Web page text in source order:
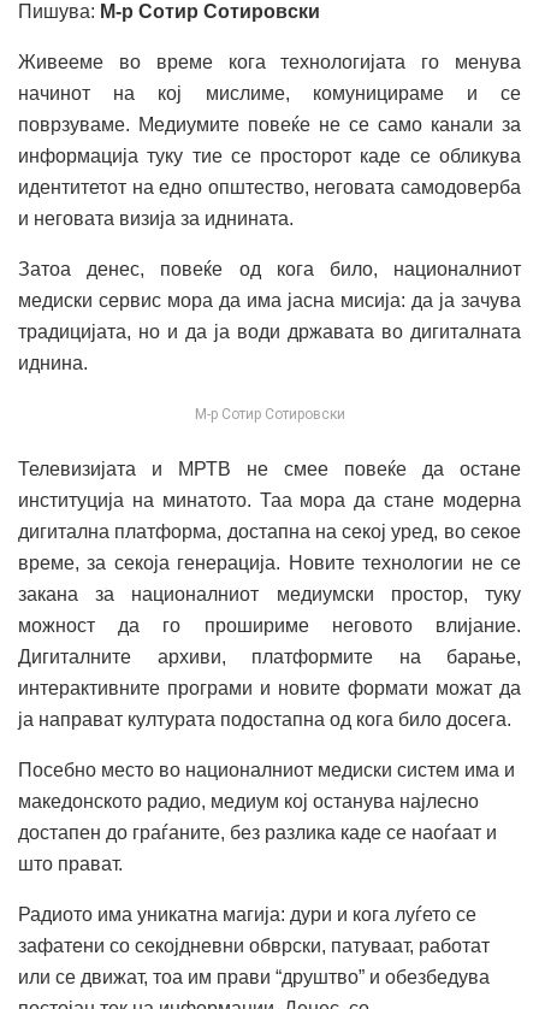
Пишува: М-р Сотир Сотировски
Живееме во време кога технологијата го менува
начинот на кој мислиме, комуницираме и се
поврзуваме. Медиумите повеќе не се само канали за
информација туку тие се просторот каде се обликува
идентитетот на едно општество, неговата самодоверба
и неговата визија за иднината.
Затоа денес, повеќе од кога било, националниот
медиски сервис мора да има јасна мисија: да ја зачува
традицијата, но и да ја води државата во дигиталната
иднина.
М-р Сотир Сотировски
Телевизијата и МРТВ не смее повеќе да остане
институција на минатото. Таа мора да стане модерна
дигитална платформа, достапна на секој уред, во секое
време, за секоја генерација. Новите технологии не се
закана за националниот медиумски простор, туку
можност да го прошириме неговото влијание.
Дигиталните архиви, платформите на барање,
интерактивните програми и новите формати можат да
ја направат културата подостапна од кога било досега.
Посебно место во националниот медиски систем има и
македонското радио, медиум кој останува најлесно
достапен до граѓаните, без разлика каде се наоѓаат и
што прават.
Радиото има уникатна магија: дури и кога луѓето се
зафатени со секојдневни обврски, патуваат, работат
или се движат, тоа им прави “друштво” и обезбедува